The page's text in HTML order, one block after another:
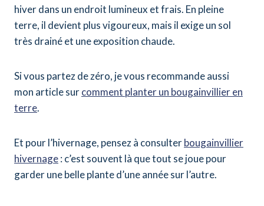
hiver dans un endroit lumineux et frais. En pleine
terre, il devient plus vigoureux, mais il exige un sol
très drainé et une exposition chaude.
Si vous partez de zéro, je vous recommande aussi
mon article surcomment planter un bougainvillier en
terre.
Et pour l’hivernage, pensez à consulterbougainvillier
hivernage: c’est souvent là que tout se joue pour
garder une belle plante d’une année sur l’autre.